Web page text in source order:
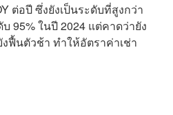
ต่อปี ซึ่งยังเป็นระดับที่สูงกว่า
95% ในปี 2024 แต่คาดว่ายัง
ฟื้นตัวช้า ทำให้อัตราค่าเช่า